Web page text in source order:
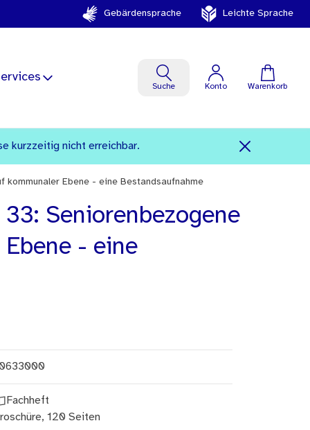
Gebärdensprache Leichte Sprache
Suche Konto Warenkorb
kurzzeitig nicht erreichbar.
kommunaler Ebene - eine Bestandsaufnahme
Seniorenbezogene
- eine
Fachheft
120 Seiten